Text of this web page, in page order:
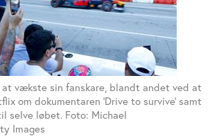
at vækste sin fanskare, blandt andet ved at
om dokumentaren 'Drive to survive' samt
selve løbet. Foto: Michael
Images